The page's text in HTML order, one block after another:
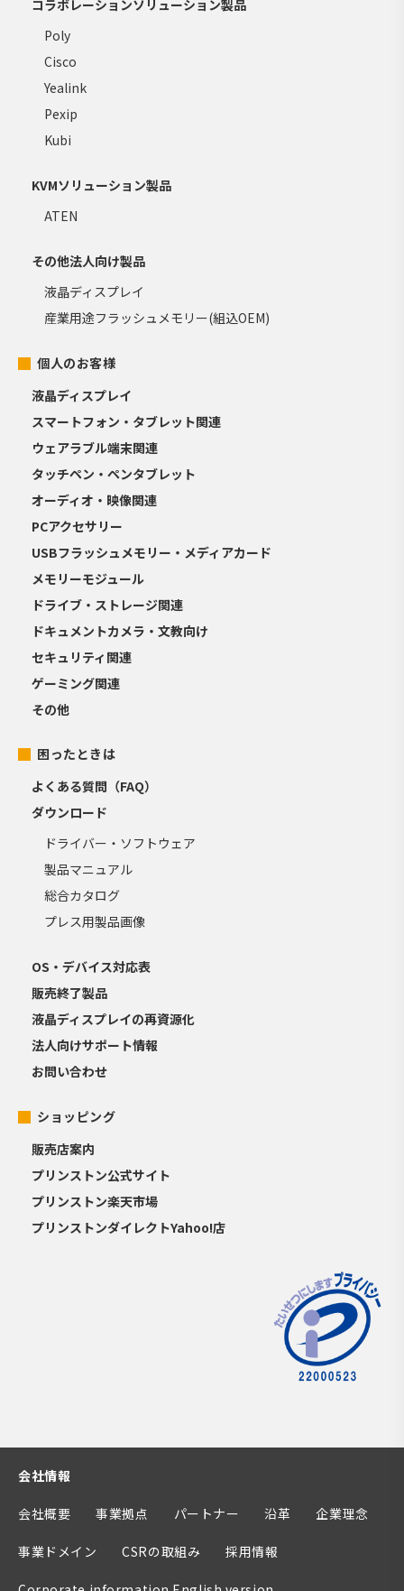
コラボレーションソリューション製品
Poly
Cisco
Yealink
Pexip
Kubi
KVMソリューション製品
ATEN
その他法人向け製品
液晶ディスプレイ
産業用途フラッシュメモリー(組込OEM)
個人のお客様
液晶ディスプレイ
スマートフォン・タブレット関連
ウェアラブル端末関連
タッチペン・ペンタブレット
オーディオ・映像関連
PCアクセサリー
USBフラッシュメモリー・メディアカード
メモリーモジュール
ドライブ・ストレージ関連
ドキュメントカメラ・文教向け
セキュリティ関連
ゲーミング関連
その他
困ったときは
よくある質問（FAQ）
ダウンロード
ドライバー・ソフトウェア
製品マニュアル
総合カタログ
プレス用製品画像
OS・デバイス対応表
販売終了製品
液晶ディスプレイの再資源化
法人向けサポート情報
お問い合わせ
ショッピング
販売店案内
プリンストン公式サイト
プリンストン楽天市場
プリンストンダイレクトYahoo!店
会社情報
会社概要 事業拠点 パートナー 沿革 企業理念
事業ドメイン CSRの取組み 採用情報